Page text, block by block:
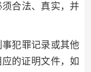
合法、真实，并
犯罪记录或其他
的证明文件，如